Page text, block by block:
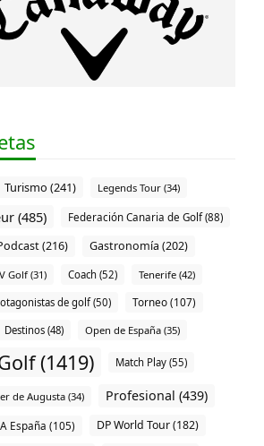
Turismo (241) Legends Tour (34)
(485) Federación Canaria de Golf (88)
(216) Gastronomía (202)
Golf (31) Coach (52) Tenerife (42)
de golf (50) Torneo (107)
Destinos (48) Open de España (35)
(1419) Match Play (55)
de Augusta (34) Profesional (439)
España (105) DP World Tour (182)